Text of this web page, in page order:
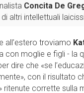
Concita De
altri intellettuali
all’estero troviamo
moglie e figli - la
dire che «se
con il risultato
corrette sulla